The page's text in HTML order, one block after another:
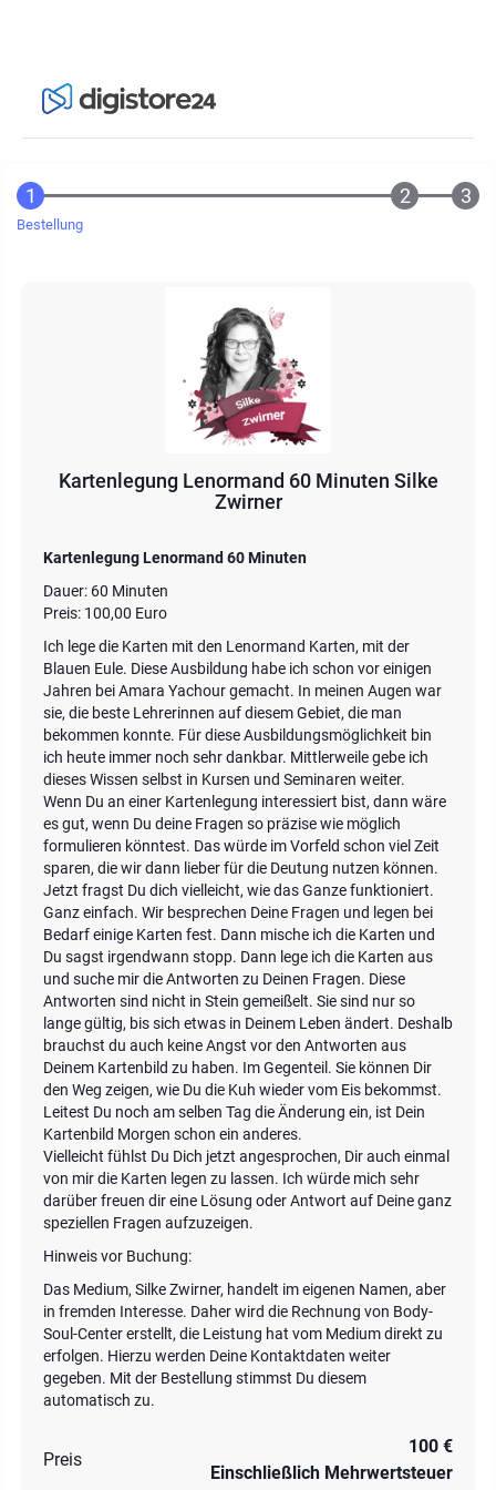
Bestellung
Kartenlegung Lenormand 60 Minuten Silke
Zwirner
Kartenlegung Lenormand 60 Minuten
Dauer: 60 Minuten
Preis: 100,00 Euro
Ich lege die Karten mit den Lenormand Karten, mit der
Blauen Eule. Diese Ausbildung habe ich schon vor einigen
Jahren bei Amara Yachour gemacht. In meinen Augen war
sie, die beste Lehrerinnen auf diesem Gebiet, die man
bekommen konnte. Für diese Ausbildungsmöglichkeit bin
ich heute immer noch sehr dankbar. Mittlerweile gebe ich
dieses Wissen selbst in Kursen und Seminaren weiter.
Wenn Du an einer Kartenlegung interessiert bist, dann wäre
es gut, wenn Du deine Fragen so präzise wie möglich
formulieren könntest. Das würde im Vorfeld schon viel Zeit
sparen, die wir dann lieber für die Deutung nutzen können.
Jetzt fragst Du dich vielleicht, wie das Ganze funktioniert.
Ganz einfach. Wir besprechen Deine Fragen und legen bei
Bedarf einige Karten fest. Dann mische ich die Karten und
Du sagst irgendwann stopp. Dann lege ich die Karten aus
und suche mir die Antworten zu Deinen Fragen. Diese
Antworten sind nicht in Stein gemeißelt. Sie sind nur so
lange gültig, bis sich etwas in Deinem Leben ändert. Deshalb
brauchst du auch keine Angst vor den Antworten aus
Deinem Kartenbild zu haben. Im Gegenteil. Sie können Dir
den Weg zeigen, wie Du die Kuh wieder vom Eis bekommst.
Leitest Du noch am selben Tag die Änderung ein, ist Dein
Kartenbild Morgen schon ein anderes.
Vielleicht fühlst Du Dich jetzt angesprochen, Dir auch einmal
von mir die Karten legen zu lassen. Ich würde mich sehr
darüber freuen dir eine Lösung oder Antwort auf Deine ganz
speziellen Fragen aufzuzeigen.
Hinweis vor Buchung:
Das Medium, Silke Zwirner, handelt im eigenen Namen, aber
in fremden Interesse. Daher wird die Rechnung von Body-
Soul-Center erstellt, die Leistung hat vom Medium direkt zu
erfolgen. Hierzu werden Deine Kontaktdaten weiter
gegeben. Mit der Bestellung stimmst Du diesem
automatisch zu.
Preis
100 €
Einschließlich Mehrwertsteuer